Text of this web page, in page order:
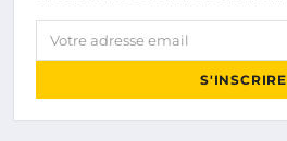
Votre adresse email
S'INSCRIRE